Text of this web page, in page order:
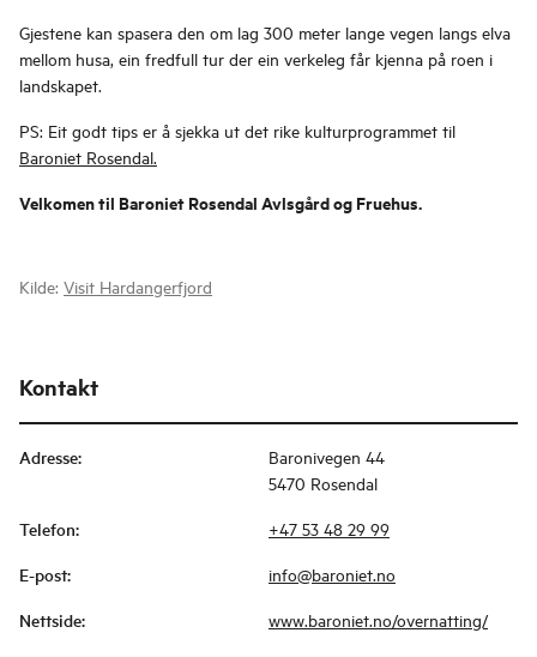
Gjestene kan spasera den om lag 300 meter lange vegen langs elva
mellom husa, ein fredfull tur der ein verkeleg får kjenna på roen i
landskapet.
PS: Eit godt tips er å sjekka ut det rike kulturprogrammet til
Baroniet Rosendal.
Velkomen til Baroniet Rosendal Avlsgård og Fruehus.
Kilde: Visit Hardangerfjord
Kontakt
Adresse:
Baronivegen 44
5470 Rosendal
Telefon: +47 53 48 29 99
E-post: info@baroniet.no
Nettside: www.baroniet.no/overnatting/